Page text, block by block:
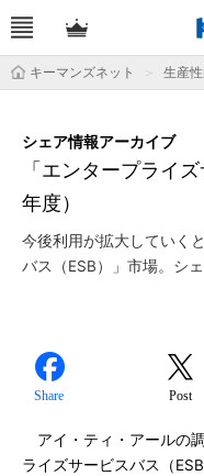
キーマンズネット 生産
「エンタープライ
年度）
シェア情報アーカイブ
今後利用が拡大していく
バス（ESB）」市場。シ
Share Post
アイ・ティ・アールの
ライズサービスバス（